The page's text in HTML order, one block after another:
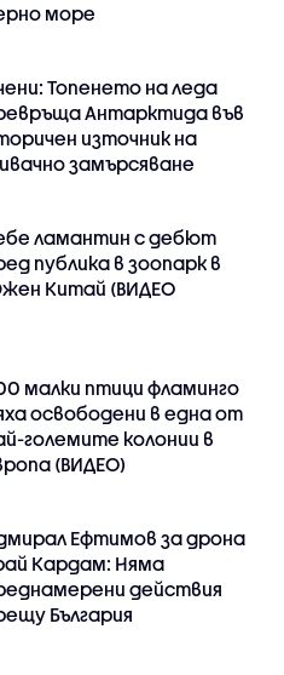
море
Топенето на леда
Антарктида във
източник на
замърсяване
ламантин с дебют
публика в зоопарк в
Китай (ВИДЕО
малки птици фламинго
освободени в една от
големите колонии в
(ВИДЕО)
Ефтимов за дрона
Кардам: Няма
действия
България